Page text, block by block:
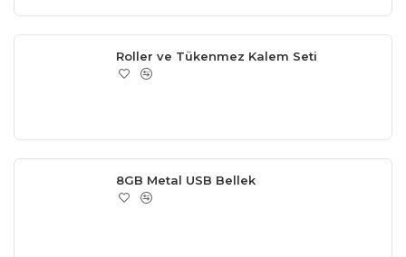
Roller ve Tükenmez Kalem Seti
8GB Metal USB Bellek